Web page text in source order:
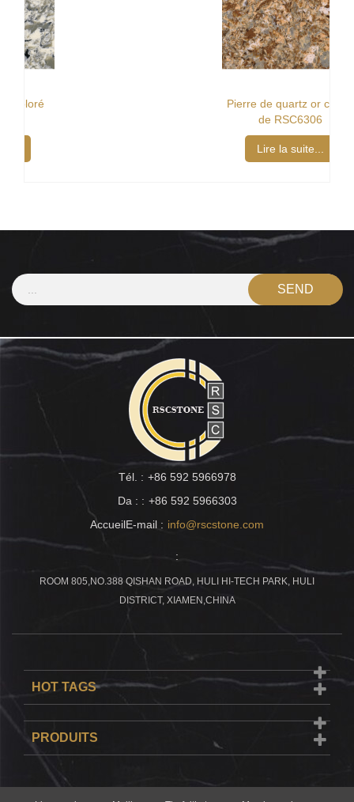
Pierre de quartz or coloré
Tél. : +86 592 5966978
Da : : +86 592 5966303
AccueilE-mail : info@rscstone.com
:
ROOM 805,NO.388 QISHAN ROAD, HULI HI-TECH PARK, HULI
DISTRICT, XIAMEN,CHINA
HOT TAGS
PRODUITS